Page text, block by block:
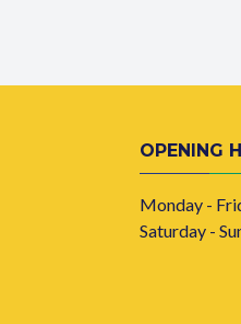
OPENING
Monday -
Saturday -